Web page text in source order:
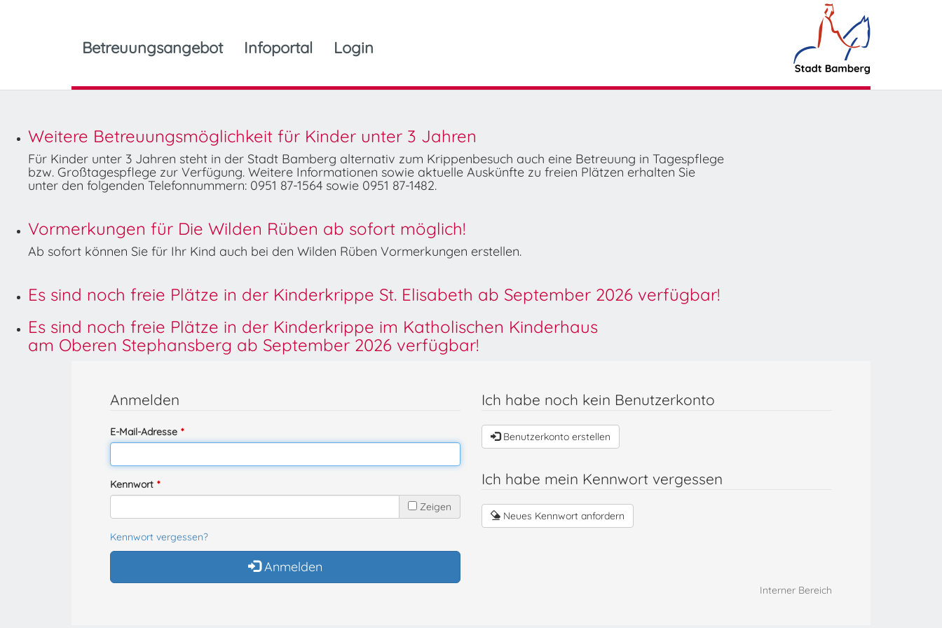
Betreuungsangebot Infoportal Login
Weitere Betreuungsmöglichkeit für Kinder unter 3 Jahren
Für Kinder unter 3 Jahren steht in der Stadt Bamberg alternativ zum Krippenbesuch auch eine Betreuung in Tagespflege
bzw. Großtagespflege zur Verfügung. Weitere Informationen sowie aktuelle Auskünfte zu freien Plätzen erhalten Sie
unter den folgenden Telefonnummern: 0951 87-1564 sowie 0951 87-1482.
Vormerkungen für Die Wilden Rüben ab sofort möglich!
Ab sofort können Sie für Ihr Kind auch bei den Wilden Rüben Vormerkungen erstellen.
Es sind noch freie Plätze in der Kinderkrippe St. Elisabeth ab September 2026 verfügbar!
Es sind noch freie Plätze in der Kinderkrippe im Katholischen Kinderhaus
am Oberen Stephansberg ab September 2026 verfügbar!
Anmelden
E-Mail-Adresse
Kennwort
Zeigen
Kennwort vergessen?
Anmelden
Ich habe noch kein Benutzerkonto
Benutzerkonto erstellen
Ich habe mein Kennwort vergessen
Neues Kennwort anfordern
Interner Bereich